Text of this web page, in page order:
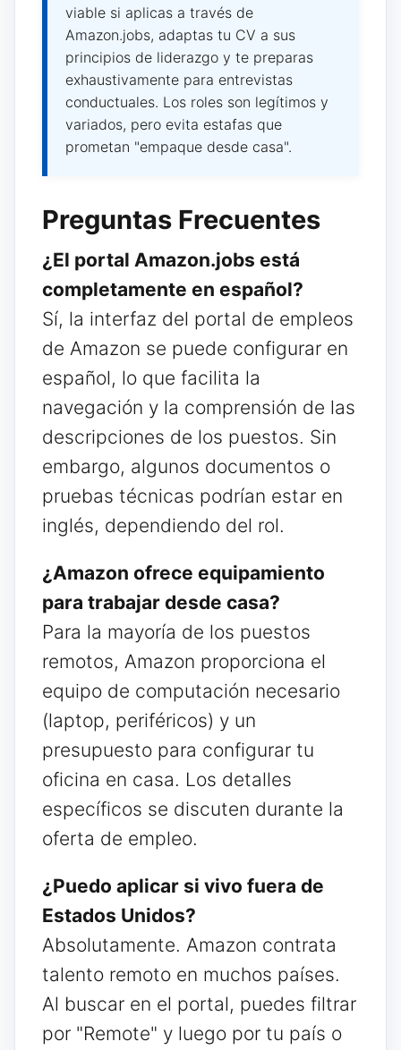
viable si aplicas a través de
Amazon.jobs, adaptas tu CV a sus
principios de liderazgo y te preparas
exhaustivamente para entrevistas
conductuales. Los roles son legítimos y
variados, pero evita estafas que
prometan "empaque desde casa".
Preguntas Frecuentes
¿El portal Amazon.jobs está
completamente en español?
Sí, la interfaz del portal de empleos
de Amazon se puede configurar en
español, lo que facilita la
navegación y la comprensión de las
descripciones de los puestos. Sin
embargo, algunos documentos o
pruebas técnicas podrían estar en
inglés, dependiendo del rol.
¿Amazon ofrece equipamiento
para trabajar desde casa?
Para la mayoría de los puestos
remotos, Amazon proporciona el
equipo de computación necesario
(laptop, periféricos) y un
presupuesto para configurar tu
oficina en casa. Los detalles
específicos se discuten durante la
oferta de empleo.
¿Puedo aplicar si vivo fuera de
Estados Unidos?
Absolutamente. Amazon contrata
talento remoto en muchos países.
Al buscar en el portal, puedes filtrar
por "Remote" y luego por tu país o